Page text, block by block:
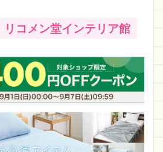
リコメン堂インテリア館